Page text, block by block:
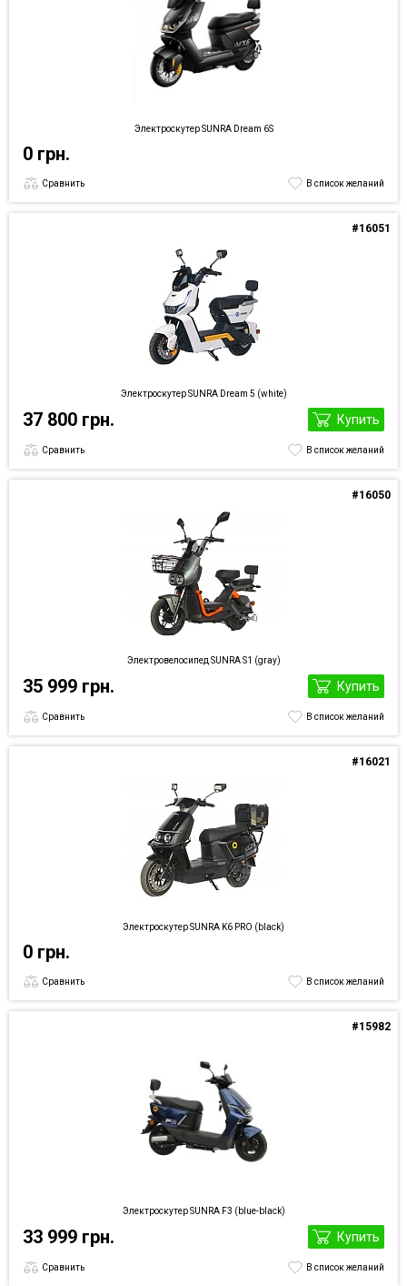
Электроскутер SUNRA Dream 6S
0 грн.
Сравнить В список желаний
Электроскутер SUNRA Dream 5 (white)
#16051
37 800 грн. Купить
Сравнить В список желаний
Электровелосипед SUNRA S1 (gray)
#16050
35 999 грн. Купить
Сравнить В список желаний
Электроскутер SUNRA K6 PRO (black)
#16021
0 грн.
Сравнить В список желаний
Электроскутер SUNRA F3 (blue-black)
#15982
33 999 грн. Купить
Сравнить В список желаний